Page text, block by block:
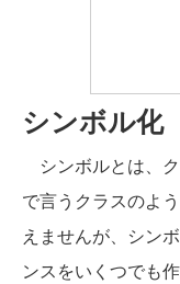
シンボル化
シンボルとは、
で言うクラスのよ
えませんが、シン
ンスをいくつでも